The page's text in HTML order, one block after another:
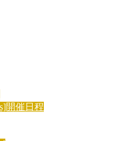
開催日程